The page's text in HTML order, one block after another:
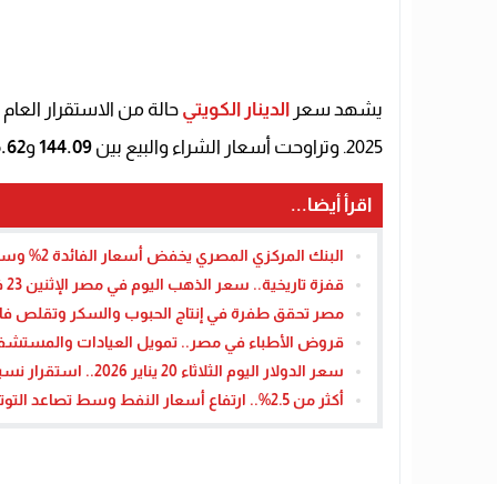
يشهد سعر الدينار الكويتي
2025. وتراوحت أسعار الشراء والبيع بين
144.09و
اقرأ أيضا...
البنك المركزي المصري يخفض أسعار الفائدة 2% وسط تراجع التضخم وتحسن النمو الاقتصادي
قفزة تاريخية.. سعر الذهب اليوم في مصر الإثنين 23 فبراير 2026 وعيار 21 يقترب من 7000 جنيه
مصر تحقق طفرة في إنتاج الحبوب والسكر وتقلص
قروض الأطباء في مصر.. تمويل العيادات والمستشفيات حتى 5 ملايين جنيه –
سعر الدولار اليوم الثلاثاء 20 يناير 2026.. استقرار نسبي في البنوك
أكثر من 2.5%.. ارتفاع أسعار النفط وسط تصاعد التوترات في مضيق هرمز – القاهرة تايمز